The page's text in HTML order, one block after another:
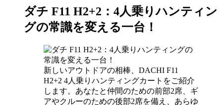
ダチ F11 H2+2：4人乗りハンティン
グの常識を変える一台！
新しいアウトドアの相棒、DACHI F11
H2+2 4人乗りハンティングカートをご紹介
します。あなたと仲間のための前部2席、ギ
アやクルーのための後部2席を備え、あらゆ